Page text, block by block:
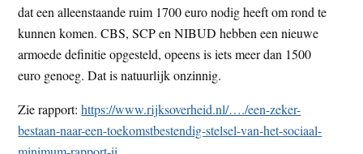
t
e
e
s
i
t
dat een alleenstaande ruim 1700 euro nodig heeft om rond te
kunnen komen. CBS, SCP en NIBUD hebben een nieuwe
armoede definitie opgesteld, opeens is iets meer dan 1500
euro genoeg. Dat is natuurlijk onzinnig.
Zie rapport:https://www.rijksoverheid.nl/…./een-zeker-
bestaan-naar-een-toekomstbestendig-stelsel-van-het-sociaal-